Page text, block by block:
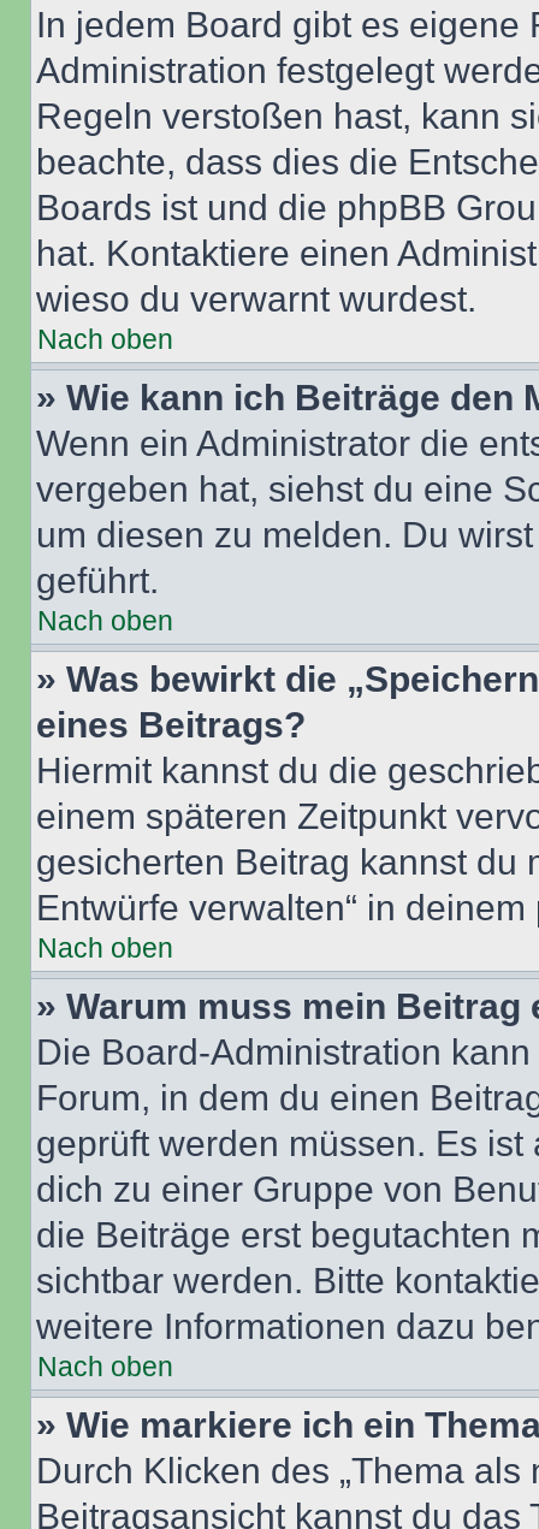
In jedem Board gibt es
Administration festgelegt
Regeln verstoßen hast, kann
beachte, dass dies die
Boards ist und die phpBB
hat. Kontaktiere einen
wieso du verwarnt wurdest.
Nach oben
» Wie kann ich Beiträge den
Wenn ein Administrator die
vergeben hat, siehst du eine
um diesen zu melden. Du
geführt.
Nach oben
» Was bewirkt die
eines Beitrags?
Hiermit kannst du die
einem späteren Zeitpunkt
gesicherten Beitrag kannst du
Entwürfe verwalten“ in
Nach oben
» Warum muss mein
Die Board-Administration
Forum, in dem du einen
geprüft werden müssen. Es
dich zu einer Gruppe von
die Beiträge erst begutachten
sichtbar werden. Bitte
weitere Informationen dazu
Nach oben
» Wie markiere ich ein
Durch Klicken des „Thema
Beitragsansicht kannst du